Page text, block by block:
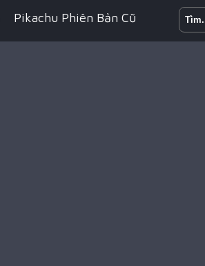
Pikachu Phiên Bản Cũ